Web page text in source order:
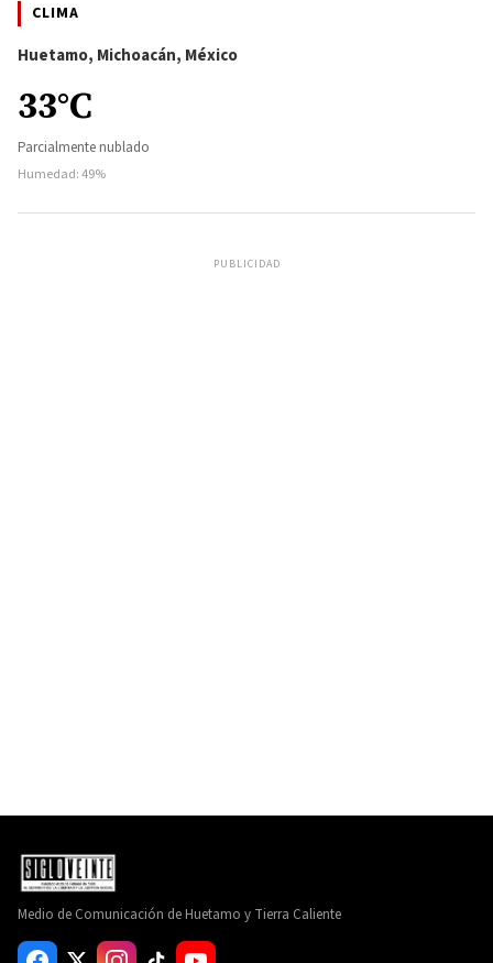
CLIMA
Huetamo, Michoacán, México
33°C
Parcialmente nublado
Humedad: 49%
PUBLICIDAD
Medio de Comunicación de Huetamo y Tierra Caliente